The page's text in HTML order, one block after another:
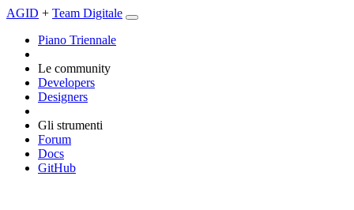
AGID + Team Digitale
Piano Triennale
Le community
Developers
Designers
Gli strumenti
Forum
Docs
GitHub